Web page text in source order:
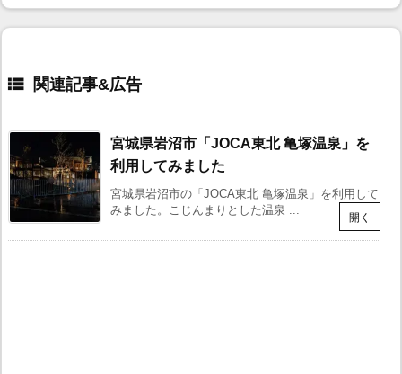
 関連記事
宮城県岩沼市「JOCA東北 亀塚温泉」を
利用してみました
宮城県岩沼市の「JOCA東北 亀塚温泉」を利用して
みました。こじんまりとした温泉 ...